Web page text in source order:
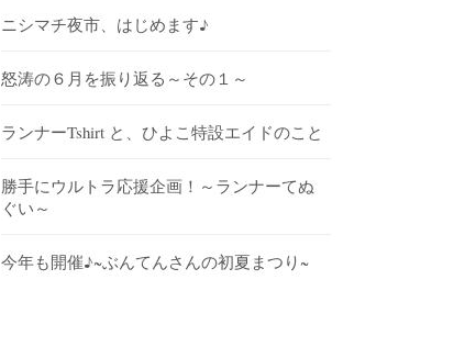
ニシマチ夜市、はじめます♪
怒涛の６月を振り返る～その１～
ランナーTshirt と、ひよこ特設エイドのこと
勝手にウルトラ応援企画！～ランナーてぬ
ぐい～
今年も開催♪~ぶんてんさんの初夏まつり~